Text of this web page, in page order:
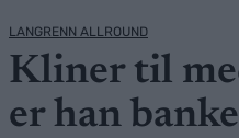
LANGRENN ALLROUND
Kliner til
er han